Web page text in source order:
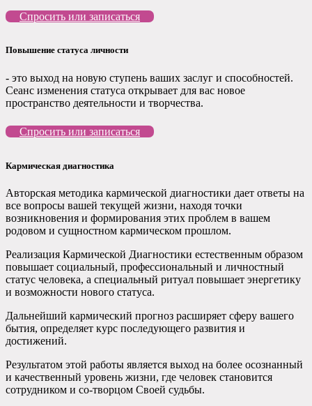
Спросить или записаться
Повышение статуса личности
- это выход на новую ступень ваших заслуг и способностей.
Сеанс изменения статуса открывает для вас новое
пространство деятельности и творчества.
Спросить или записаться
Кармическая диагностика
Авторская методика кармической диагностики дает ответы на
все вопросы вашей текущей жизни, находя точки
возникновения и формирования этих проблем в вашем
родовом и сущностном кармическом прошлом.
Реализация Кармической Диагностики естественным образом
повышает социальный, профессиональный и личностный
статус человека, а специальный ритуал повышает энергетику
и возможности нового статуса.
Дальнейший кармический прогноз расширяет сферу вашего
бытия, определяет курс последующего развития и
достижений.
Результатом этой работы является выход на более осознанный
и качественный уровень жизни, где человек становится
сотрудником и со-творцом Своей судьбы.